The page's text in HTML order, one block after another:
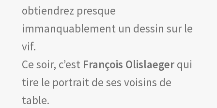
obtiendrez presque
immanquablement un dessin sur le
vif.
Ce soir, c’est François Olislaegerqui
tire le portrait de ses voisins de
table.